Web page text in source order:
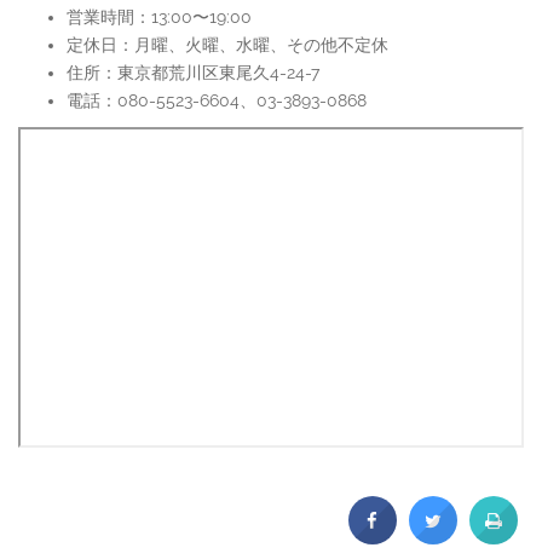
営業時間：13:00〜19:00
定休日：月曜、火曜、水曜、その他不定休
住所：東京都荒川区東尾久4-24-7
電話：080-5523-6604、03-3893-0868